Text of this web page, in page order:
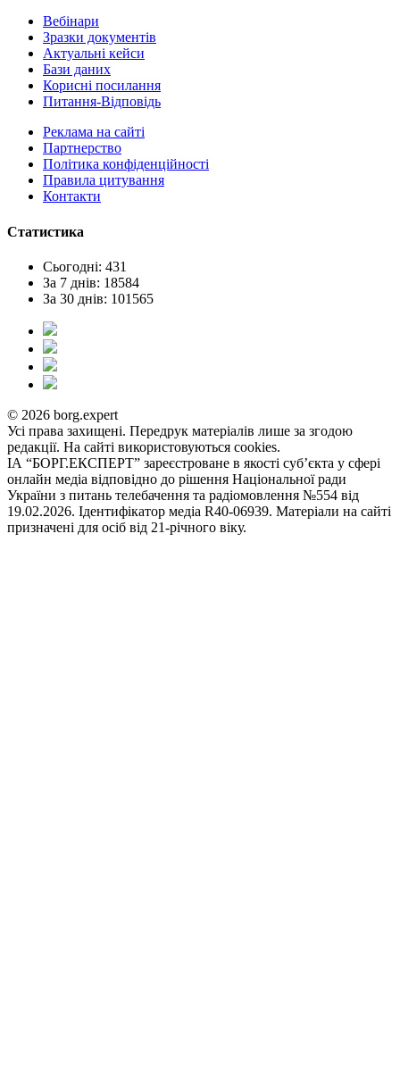
Вебінари
Зразки документів
Актуальні кейси
Бази даних
Корисні посилання
Питання-Відповідь
Реклама на сайтi
Партнерство
Політика конфіденційності
Правила цитування
Контакти
Статистика
Сьогодні: 431
За 7 днів: 18584
За 30 днів: 101565
© 2026 borg.expert
Усі права захищені. Передрук матеріалів лише за згодою
редакції. На сайті використовуються cookies.
ІА “БОРГ.ЕКСПЕРТ” зареєстроване в якості суб’єкта у сфері
онлайн медіа відповідно до рішення Національної ради
України з питань телебачення та радіомовлення №554 від
19.02.2026. Ідентифікатор медіа R40-06939. Матеріали на сайті
призначені для осіб від 21-річного віку.